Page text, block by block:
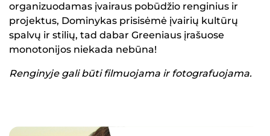
organizuodamas įvairaus pobūdžio renginius ir
projektus, Dominykas prisisėmė įvairių kultūrų
spalvų ir stilių, tad dabar Greeniaus įrašuose
monotonijos niekada nebūna!
Renginyje gali būti filmuojama ir fotografuojama.